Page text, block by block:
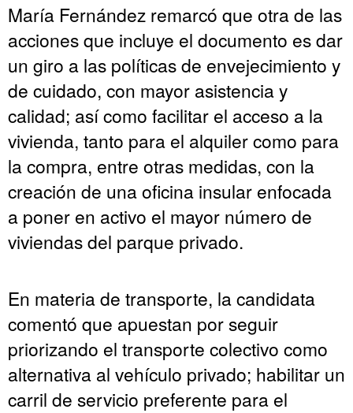
María Fernández remarcó que otra de las
acciones que incluye el documento es dar
un giro a las políticas de envejecimiento y
de cuidado, con mayor asistencia y
calidad; así como facilitar el acceso a la
vivienda, tanto para el alquiler como para
la compra, entre otras medidas, con la
creación de una oficina insular enfocada
a poner en activo el mayor número de
viviendas del parque privado.
En materia de transporte, la candidata
comentó que apuestan por seguir
priorizando el transporte colectivo como
alternativa al vehículo privado; habilitar un
carril de servicio preferente para el